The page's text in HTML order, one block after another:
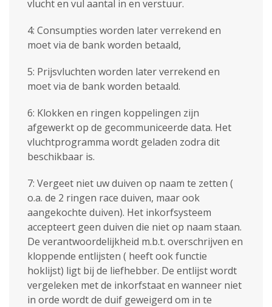
vlucht en vul aantal in en verstuur.
4: Consumpties worden later verrekend en
moet via de bank worden betaald,
5: Prijsvluchten worden later verrekend en
moet via de bank worden betaald.
6: Klokken en ringen koppelingen zijn
afgewerkt op de gecommuniceerde data. Het
vluchtprogramma wordt geladen zodra dit
beschikbaar is.
7: Vergeet niet uw duiven op naam te zetten (
o.a. de 2 ringen race duiven, maar ook
aangekochte duiven). Het inkorfsysteem
accepteert geen duiven die niet op naam staan.
De verantwoordelijkheid m.b.t. overschrijven en
kloppende entlijsten ( heeft ook functie
hoklijst) ligt bij de liefhebber. De entlijst wordt
vergeleken met de inkorfstaat en wanneer niet
in orde wordt de duif geweigerd om in te